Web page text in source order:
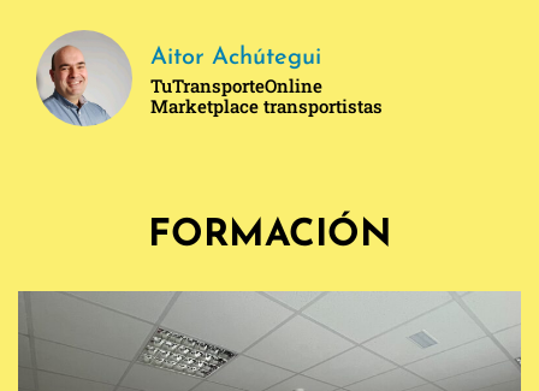
Aitor Achútegui
TuTransporteOnline
Marketplace transportistas
FORMACIÓN